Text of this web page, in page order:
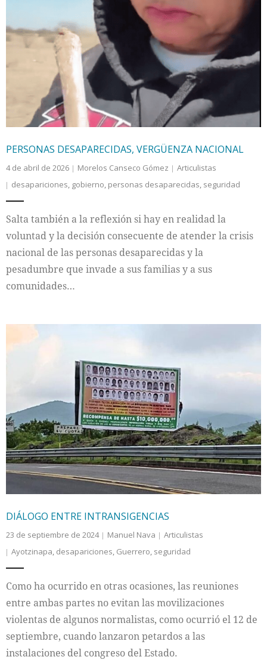
PERSONAS DESAPARECIDAS, VERGÜENZA NACIONAL
4 de abril de 2026 Morelos Canseco Gómez
Articulistas
desapariciones, gobierno, personas desaparecidas, seguridad
Salta también a la reflexión si hay en realidad la
voluntad y la decisión consecuente de atender la crisis
nacional de las personas desaparecidas y la
pesadumbre que invade a sus familias y a sus
comunidades…
DIÁLOGO ENTRE INTRANSIGENCIAS
23 de septiembre de 2024 Manuel Nava
Articulistas
Ayotzinapa, desapariciones, Guerrero, seguridad
Como ha ocurrido en otras ocasiones, las reuniones
entre ambas partes no evitan las movilizaciones
violentas de algunos normalistas, como ocurrió el 12 de
septiembre, cuando lanzaron petardos a las
instalaciones del congreso del Estado.